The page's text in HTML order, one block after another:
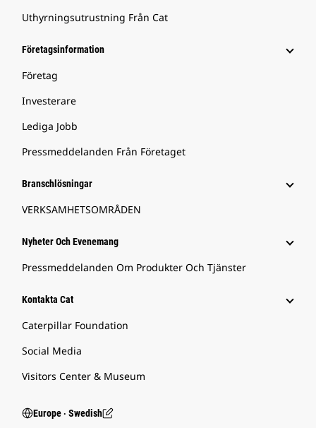
Uthyrningsutrustning Från Cat
Företagsinformation
Företag
Investerare
Lediga Jobb
Pressmeddelanden Från Företaget
Branschlösningar
VERKSAMHETSOMRÅDEN
Nyheter Och Evenemang
Pressmeddelanden Om Produkter Och Tjänster
Kontakta Cat
Caterpillar Foundation
Social Media
Visitors Center & Museum
Europe ‧ Swedish